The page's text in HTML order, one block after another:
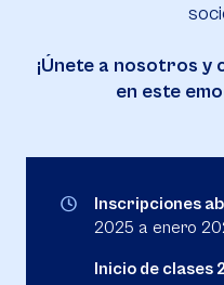
¡Únete a nosotros
en este
Inscripciones
2025 a enero
Inicio de clases